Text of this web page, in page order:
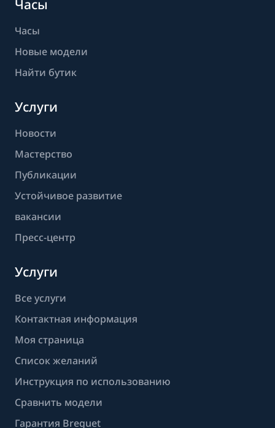
Часы
Часы
Новые модели
Найти бутик
Услуги
Новости
Мастерство
Публикации
Устойчивое развитие
вакансии
Пресс-центр
Услуги
Все услуги
Контактная информация
Моя страница
Список желаний
Инструкция по использованию
Сравнить модели
Гарантия Breguet